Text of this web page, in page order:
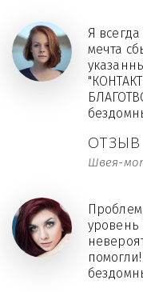
ОТЗЫВ
Швея-
Я
мечта